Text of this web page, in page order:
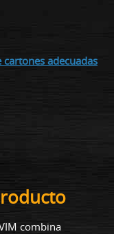
cartones adecuadas
combina